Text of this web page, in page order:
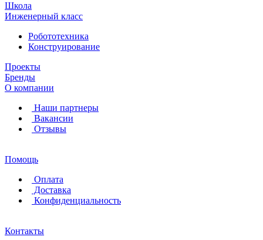
Школа
Инженерный класс
Робототехника
Конструирование
Проекты
Бренды
О компании
Наши партнеры
Вакансии
Отзывы
Помощь
Оплата
Доставка
Конфиденциальность
Контакты